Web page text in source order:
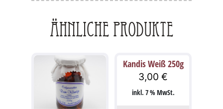
Ähnliche Produkte
Kandis Weiß 250g
3,00€
inkl. 7 % MwSt.